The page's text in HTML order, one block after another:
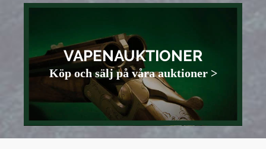
VAPENAUKTIONER
Köp och sälj på våra auktioner >